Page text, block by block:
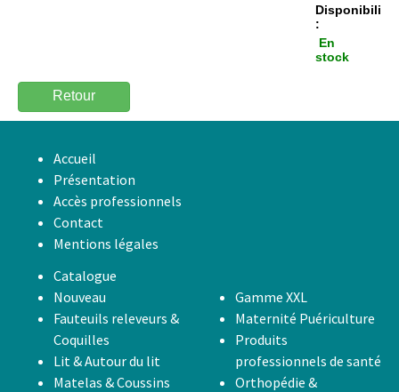
Disponibilité
:
En
stock
Retour
Accueil
Présentation
Accès professionnels
Contact
Mentions légales
Catalogue
Nouveau
Fauteuils releveurs &
Coquilles
Lit & Autour du lit
Matelas & Coussins
Gamme XXL
Maternité Puériculture
Produits
professionnels de santé
Orthopédie &